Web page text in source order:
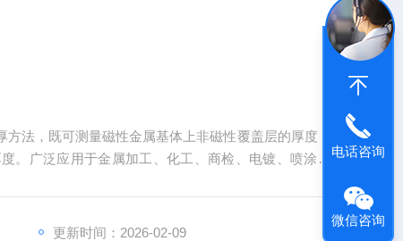
法，既可测量磁性金属基体上非磁性覆盖层的厚度，
。广泛应用于金属加工、化工、商检、电镀、喷涂、
更新时间：2026-02-09
电话咨询
微信咨询